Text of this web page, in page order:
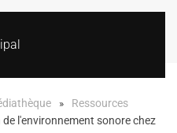
Ressources
l'environnement sonore chez